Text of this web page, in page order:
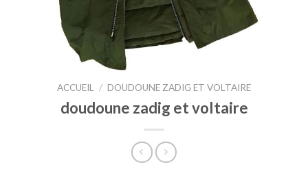
ACCUEIL / DOUDOUNE ZADIG ET VOLTAIRE
doudoune zadig et voltaire